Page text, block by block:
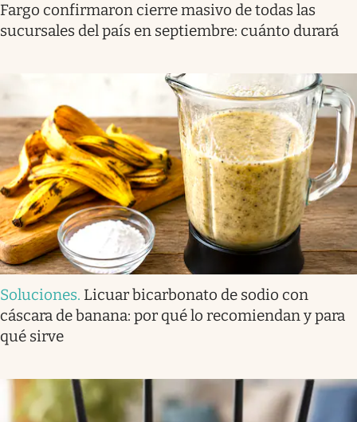
Fargo confirmaron cierre masivo de todas las
sucursales del país en septiembre: cuánto durará
Soluciones. Licuar bicarbonato de sodio con
cáscara de banana: por qué lo recomiendan y para
qué sirve